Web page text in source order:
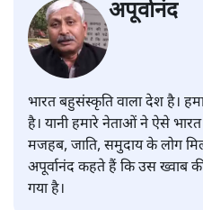
अपूर्वानंद
भारत बहुसंस्कृति वाला देश है।
है। यानी हमारे नेताओं ने ऐसे
मजहब, जाति, समुदाय के लोग
अपूर्वानंद कहते हैं कि उस ख्वाब
गया है।